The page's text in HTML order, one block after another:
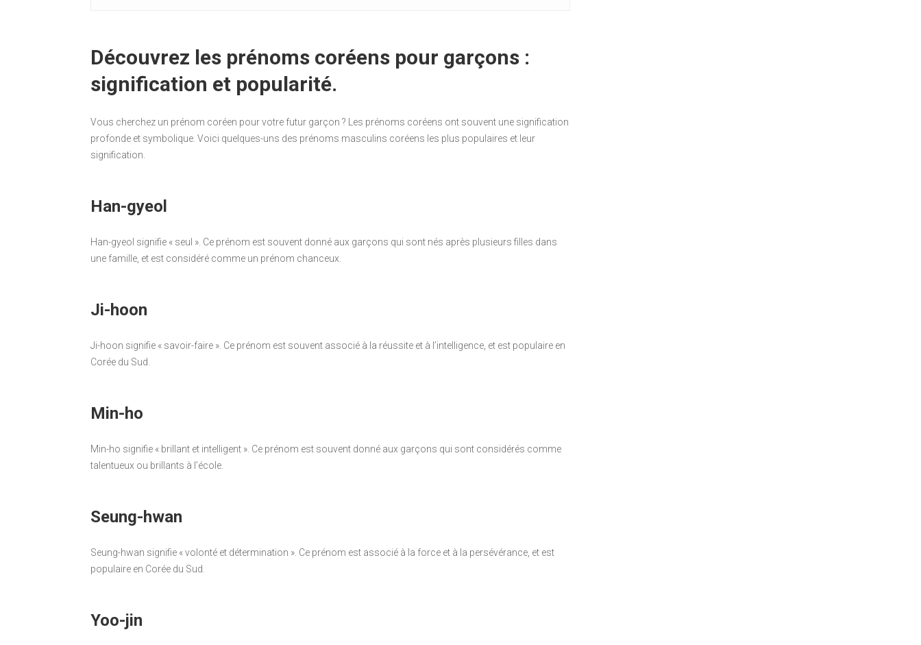
Découvrez les prénoms coréens pour garçons :
signification et popularité.
Vous cherchez un prénom coréen pour votre futur garçon ? Les prénoms coréens ont souvent une signification
profonde et symbolique. Voici quelques-uns des prénoms masculins coréens les plus populaires et leur
signification.
Han-gyeol
Han-gyeol signifie « seul ». Ce prénom est souvent donné aux garçons qui sont nés après plusieurs filles dans
une famille, et est considéré comme un prénom chanceux.
Ji-hoon
Ji-hoon signifie « savoir-faire ». Ce prénom est souvent associé à la réussite et à l’intelligence, et est populaire en
Corée du Sud.
Min-ho
Min-ho signifie « brillant et intelligent ». Ce prénom est souvent donné aux garçons qui sont considérés comme
talentueux ou brillants à l’école.
Seung-hwan
Seung-hwan signifie « volonté et détermination ». Ce prénom est associé à la force et à la persévérance, et est
populaire en Corée du Sud.
Yoo-jin